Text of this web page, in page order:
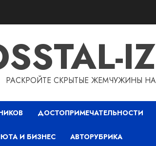
РАСКРОЙТЕ СКРЫТЫЕ ЖЕМЧУЖИНЫ
ДОСТОПРИМЕЧАТЕЛЬНОСТИ
И БИЗНЕС АВТОРУБРИКА